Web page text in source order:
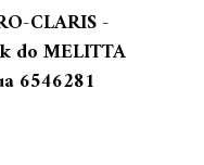
CLARIS -
do MELITTA
6546281